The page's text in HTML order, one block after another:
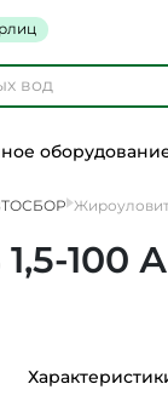
100